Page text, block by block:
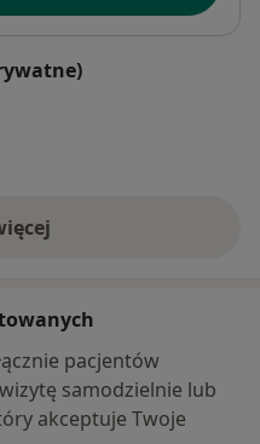
adresie
pacjentów
samodzielnie lub
akceptuje Twoje